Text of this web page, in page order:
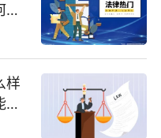
算
样
有